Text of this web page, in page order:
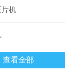
机
查看全部